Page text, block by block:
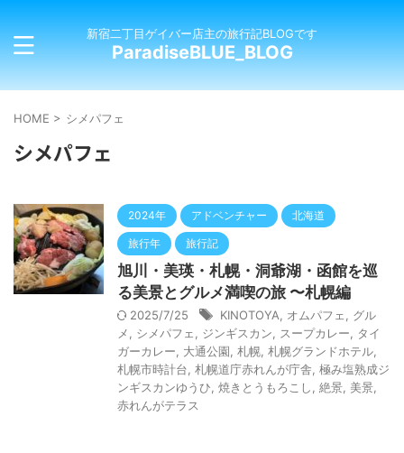
新宿二丁目ゲイバー店主の旅行記BLOGです
ParadiseBLUE_BLOG
HOME > シメパフェ
シメパフェ
2024年 アドベンチャー 北海道
旅行年 旅行記
旭川・美瑛・札幌・洞爺湖・函館を巡
る美景とグルメ満喫の旅 〜札幌編
2025/7/25 KINOTOYA オムパフェ
グル
メ
シメパフェ ジンギスカン スープカレー
タイ
ガーカレー
大通公園 札幌 札幌グランドホテル
札幌市時計台 札幌道庁赤れんが庁舎 極み塩熟成ジ
ンギスカンゆうひ 焼きとうもろこし 絶景 美景
赤れんがテラス